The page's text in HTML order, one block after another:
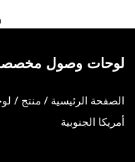
لوحات وصول مخصصة
الصفحة الرئيسية / منتج /
أمريكا الجنوبية